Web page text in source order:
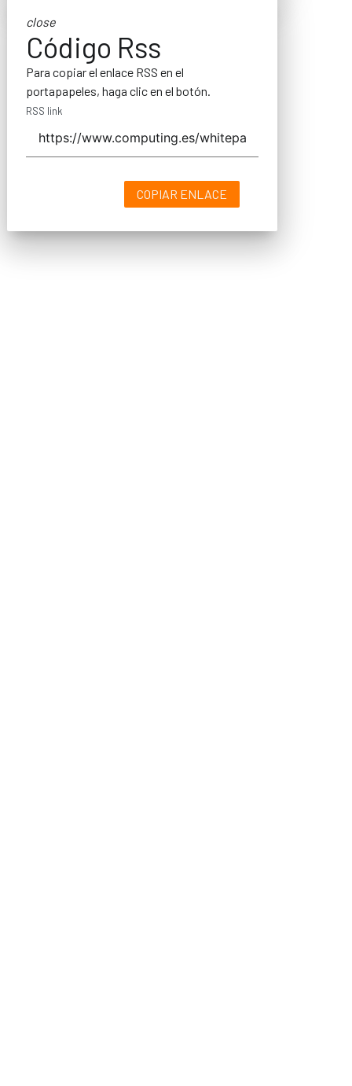
close
Código Rss
Para copiar el enlace RSS en el
portapapeles, haga clic en el botón.
RSS link
COPIAR ENLACE